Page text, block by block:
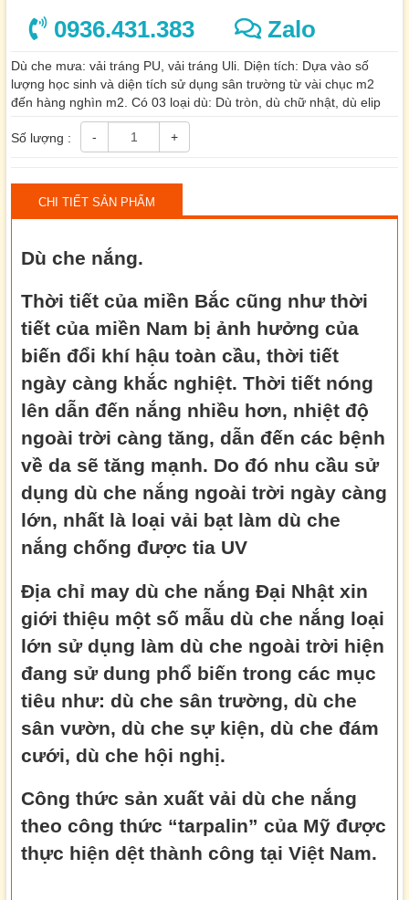
0936.431.383 Zalo
Dù che mưa: vải tráng PU, vải tráng Uli. Diện tích: Dựa vào số
lượng học sinh và diện tích sử dụng sân trường từ vài chục m2
đến hàng nghìn m2. Có 03 loại dù: Dù tròn, dù chữ nhật, dù elip
Số lượng : - +
CHI TIẾT SẢN PHẨM
Dù che nắng.
Thời tiết của miền Bắc cũng như thời
tiết của miền Nam bị ảnh hưởng của
biến đổi khí hậu toàn cầu, thời tiết
ngày càng khắc nghiệt. Thời tiết nóng
lên dẫn đến nắng nhiều hơn, nhiệt độ
ngoài trời càng tăng, dẫn đến các bệnh
về da sẽ tăng mạnh. Do đó nhu cầu sử
dụng dù che nắng ngoài trời ngày càng
lớn, nhất là loại vải bạt làm dù che
nắng chống được tia UV
Địa chỉ may dù che nắng Đại Nhật xin
giới thiệu một số mẫu dù che nắng loại
lớn sử dụng làm dù che ngoài trời hiện
đang sử dung phổ biến trong các mục
tiêu như: dù che sân trường, dù che
sân vườn, dù che sự kiện, dù che đám
cưới, dù che hội nghị.
Công thức sản xuất vải dù che nắng
theo công thức “tarpalin” của Mỹ được
thực hiện dệt thành công tại Việt Nam.